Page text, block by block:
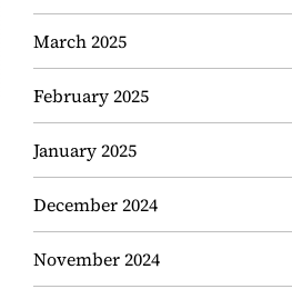
March 2025
February 2025
January 2025
December 2024
November 2024